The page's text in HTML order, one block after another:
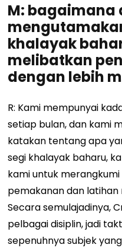
M: bagaimana
khalayak
melibatkan
dengan lebih
R: Kami mempunyai
setiap bulan, dan kami
katakan tentang apa
segi khalayak baharu,
kami untuk
pemakanan dan latihan
Secara semulajadinya,
pelbagai disiplin, jadi
sepenuhnya subjek